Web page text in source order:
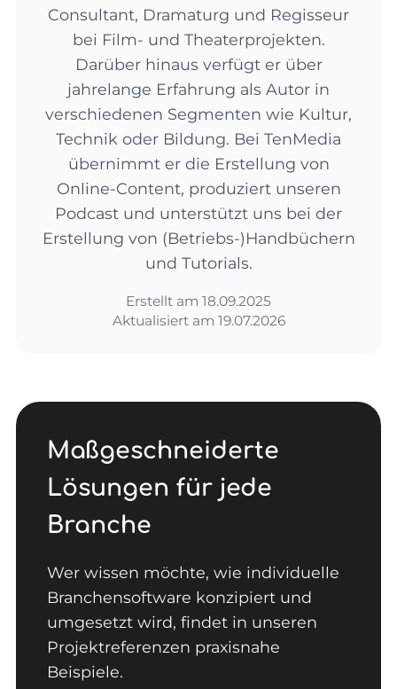
Consultant, Dramaturg und Regisseur
bei Film- und Theaterprojekten.
Darüber hinaus verfügt er über
jahrelange Erfahrung als Autor in
verschiedenen Segmenten wie Kultur,
Technik oder Bildung. Bei TenMedia
übernimmt er die Erstellung von
Online-Content, produziert unseren
Podcast und unterstützt uns bei der
Erstellung von (Betriebs-)Handbüchern
und Tutorials.
Erstellt am 18.09.2025
Aktualisiert am 19.07.2026
Maßgeschneiderte
Lösungen für jede
Branche
Wer wissen möchte, wie individuelle
Branchensoftware konzipiert und
umgesetzt wird, findet in unseren
Projektreferenzen praxisnahe
Beispiele.